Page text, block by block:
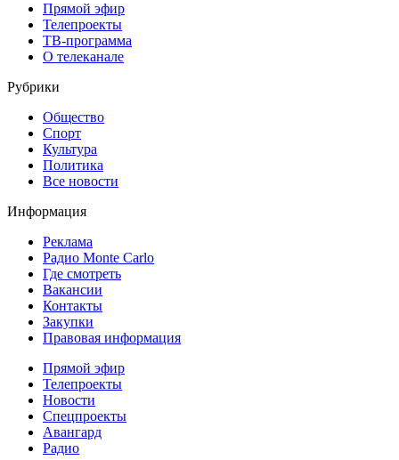
Прямой эфир
Телепроекты
ТВ-программа
О телеканале
Рубрики
Общество
Спорт
Культура
Политика
Все новости
Информация
Реклама
Радио Monte Carlo
Где смотреть
Вакансии
Контакты
Закупки
Правовая информация
Прямой эфир
Телепроекты
Новости
Спецпроекты
Авангард
Радио